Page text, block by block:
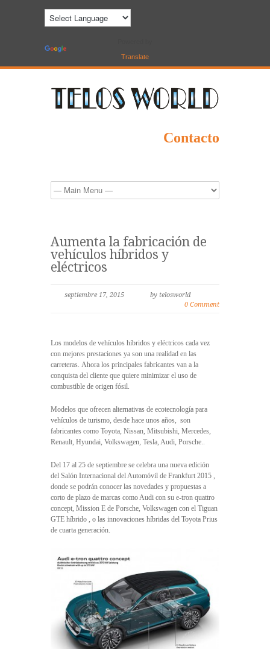
Translate
Contacto
Aumenta la fabricación de
vehículos híbridos y
eléctricos
septiembre 17, 2015
by telosworld
0 Comment
Los modelos de vehículos híbridos y eléctricos cada vez
con mejores prestaciones ya son una realidad en las
carreteras. Ahora los principales fabricantes van a la
conquista del cliente que quiere minimizar el uso de
combustible de origen fósil.
Modelos que ofrecen alternativas de ecotecnología para
vehículos de turismo, desde hace unos años, son
fabricantes como Toyota, Nissan, Mitsubishi, Mercedes,
Renault, Hyundai, Volkswagen, Tesla, Audi, Porsche..
Del 17 al 25 de septiembre se celebra una nueva edición
del Salón Internacional del Automóvil de Frankfurt 2015 ,
donde se podrán conocer las novedades y propuestas a
corto de plazo de marcas como Audi con su e-tron quattro
concept, Mission E de Porsche, Volkswagen con el Tiguan
GTE híbrido , o las innovaciones híbridas del Toyota Prius
de cuarta generación.